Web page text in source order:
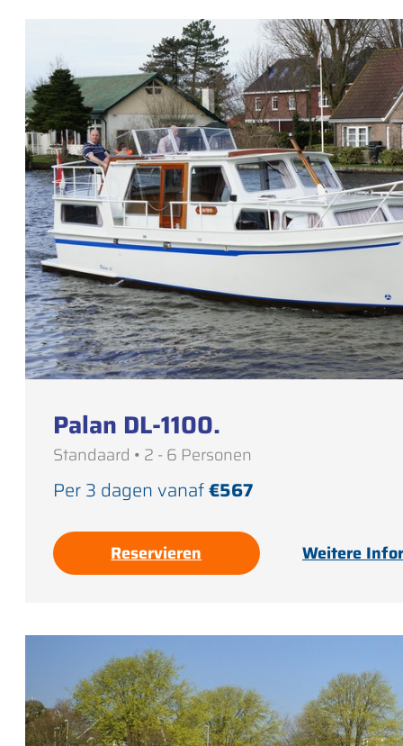
Palan DL-1100.
Standaard • 2 - 6 Personen
Per 3 dagen vanaf€567
Reservieren Weitere